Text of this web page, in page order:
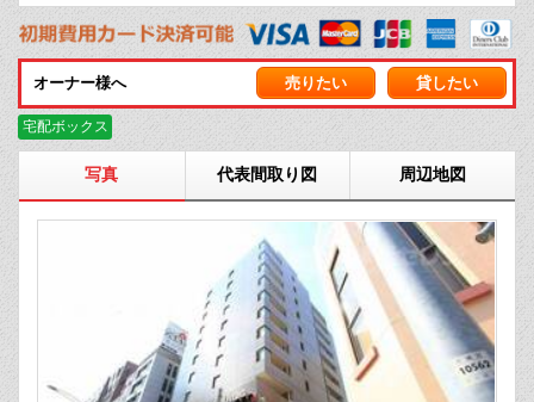
オーナー様へ 売りたい 貸したい
宅配ボックス
写真 代表間取り図 周辺地図